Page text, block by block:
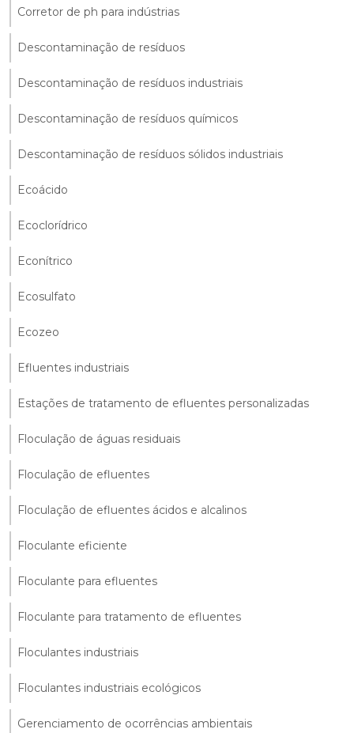
Corretor de ph para indústrias
Descontaminação de resíduos
Descontaminação de resíduos industriais
Descontaminação de resíduos químicos
Descontaminação de resíduos sólidos industriais
Ecoácido
Ecoclorídrico
Econítrico
Ecosulfato
Ecozeo
Efluentes industriais
Estações de tratamento de efluentes personalizadas
Floculação de águas residuais
Floculação de efluentes
Floculação de efluentes ácidos e alcalinos
Floculante eficiente
Floculante para efluentes
Floculante para tratamento de efluentes
Floculantes industriais
Floculantes industriais ecológicos
Gerenciamento de ocorrências ambientais